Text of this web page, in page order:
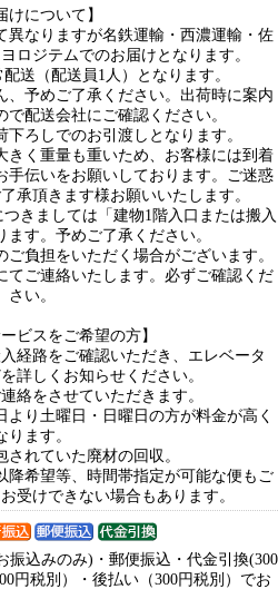
けについて】
異なりますが名鉄運輸・西濃運輸・佐
ロジテムでのお届けとなります。
送（配送員1人）となります。
、予めご了承ください。出荷時に案内
配送会社にご確認ください。
下ろしでのお引渡しとなります。
きく重量も重いため、お客様には到着
手伝いをお願いしております。ご迷惑
承頂きます様お願いいたします。
きましては「建物1階入口または搬入
ます。予めご了承ください。
負担をいただく場合がございます。
てご連絡いたします。必ずご確認くだ
さい。
ビスをご希望の方】
経路をご確認いただき、エレベータ
詳しくお知らせください。
絡をさせていただきます。
り土曜日・日曜日の方が料金が高く
ります。
れていた廃材の回収。
希望等、時間帯指定が可能な便もご
受けできない場合もあります。
振込みのみ)・郵便振込・代金引換(300
円税別）・後払い（300円税別）でお